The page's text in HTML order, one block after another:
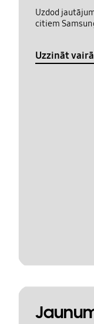
Uzdod
citiem
Uzzināt